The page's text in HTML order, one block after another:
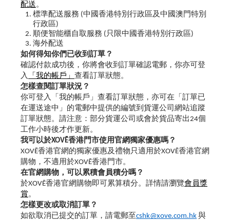
配送。
標準配送服務 (中國香港特別行政區及中國澳門特別
行政區)
順便智能櫃自取服務 (只限中國香港特別行政區)
海外配送
如何得知你們已收到訂單？
確認付款成功後，你將會收到訂單確認電郵，你亦可登
入
「我的帳戶」 查看訂單狀態。
怎樣查閱訂單狀況？
你可登入「 我的帳戶 」查看訂單狀態，亦可在「訂單已
在運送途中」的電郵中提供的編號到貨運公司網站追蹤
訂單狀態。請注意：部分貨運公司或會於貨品寄出24個
工作小時後才作更新。
我可以於XOVĒ香港門市使用官網獨家優惠嗎？
XOVĒ香港官網的獨家優惠及禮物只適用於XOVĒ香港官網
購物，不適用於XOVĒ香港門市。
在官網購物，可以累積會員積分嗎？
於XOVĒ香港官網購物即可累算積分。詳情請瀏覽會員獎
賞。
怎樣更改或取消訂單？
如欲取消已提交的訂單，請電郵至cshk@xove.com.hk 與